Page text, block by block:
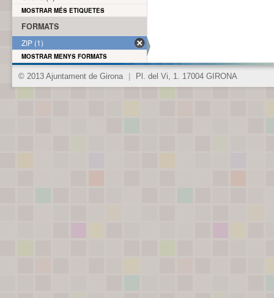
MOSTRAR MÉS ETIQUETES
FORMATS
ZIP (1)
MOSTRAR MENYS FORMATS
© 2013 Ajuntament de Girona Pl. del Vi, 1. 17004 GIRONA